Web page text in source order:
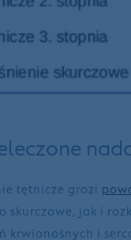
tętnicze grozi
skurczowe, jak i
krwionośnych i